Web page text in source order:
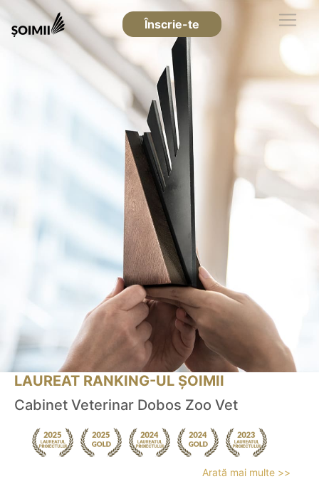
Înscrie-te
LAUREAT RANKING-UL ȘOIMII
Cabinet Veterinar Dobos Zoo Vet
Arată mai multe >>